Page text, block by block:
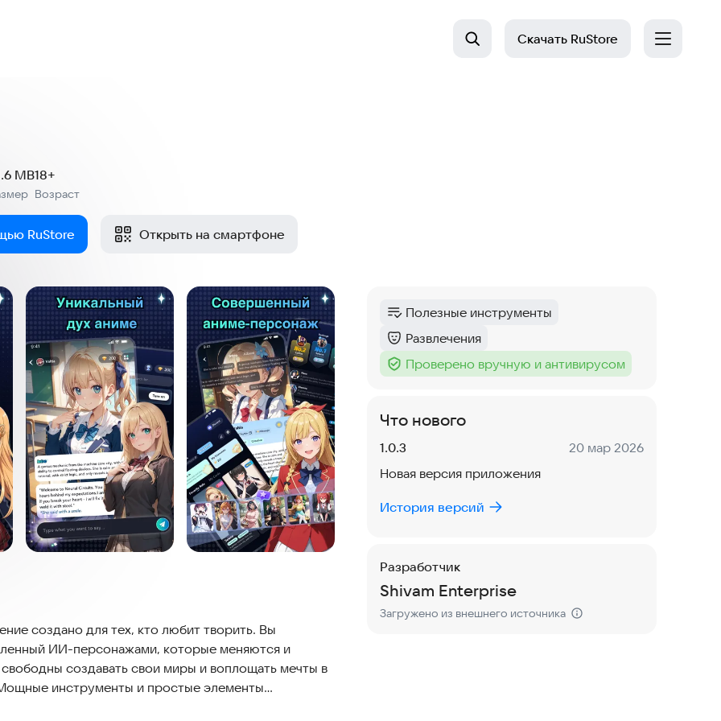
Скачать RuStore
MB
Возраст
18+
RuStore Открыть на смартфоне
создано для тех, кто любит творить. Вы
ИИ-персонажами, которые меняются и
создавать свои миры и воплощать мечты в
инструменты и простые элементы
Категория:
Полезные инструменты
Категория :
Развлечения
Тег :
Проверено вручную и антивирусом
Что нового
Версия:
1.0.3 Дата:
20 мар 2026
Новая версия приложения
История версий
Разработчик
Shivam Enterprise
Загружено из внешнего источника